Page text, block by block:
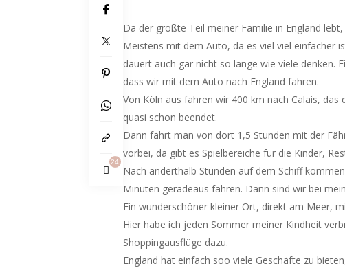
24
Da der größte Teil meiner Familie in England
Meistens mit dem Auto, da es viel viel einfacher
dauert auch gar nicht so lange wie viele denken.
dass wir mit dem Auto nach England fahren.
Von Köln aus fahren wir 400 km nach Calais,
quasi schon beendet.
Dann fährt man von dort 1,5 Stunden mit der
vorbei, da gibt es Spielbereiche für die Kinder,
Nach anderthalb Stunden auf dem Schiff
Minuten geradeaus fahren. Dann sind wir bei
Ein wunderschöner kleiner Ort, direkt am Meer,
Hier habe ich jeden Sommer meiner Kindheit
Shoppingausflüge dazu.
England hat einfach soo viele Geschäfte zu